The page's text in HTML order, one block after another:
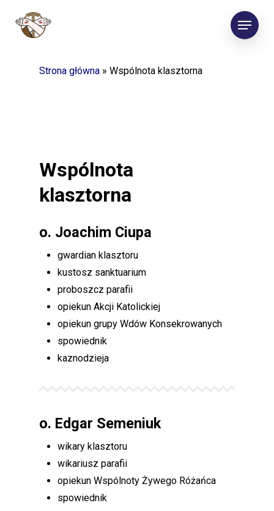
Menu
Strona główna » Wspólnota klasztorna
Wspólnota
klasztorna
o. Joachim Ciupa
gwardian klasztoru
kustosz sanktuarium
proboszcz parafii
opiekun Akcji Katolickiej
opiekun grupy Wdów Konsekrowanych
spowiednik
kaznodzieja
o. Edgar Semeniuk
wikary klasztoru
wikariusz parafii
opiekun Wspólnoty Żywego Różańca
spowiednik